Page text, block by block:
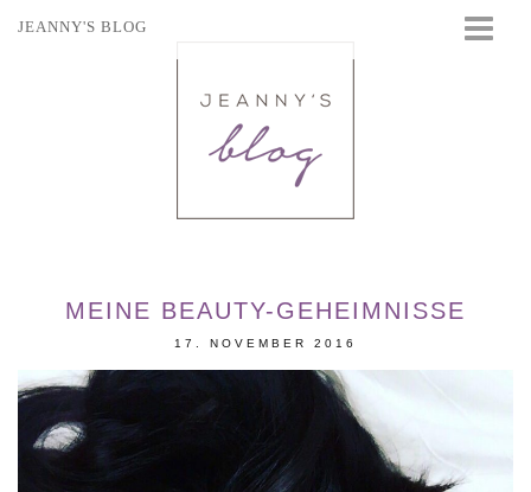
JEANNY'S BLOG
MEINE BEAUTY-GEHEIMNISSE
17. NOVEMBER 2016